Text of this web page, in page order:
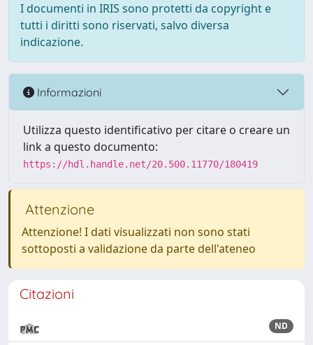
I documenti in IRIS sono protetti da copyright e
tutti i diritti sono riservati, salvo diversa
indicazione.
Informazioni
Utilizza questo identificativo per citare o creare un
link a questo documento:
https://hdl.handle.net/20.500.11770/180419
Attenzione
Attenzione! I dati visualizzati non sono stati
sottoposti a validazione da parte dell'ateneo
Citazioni
ND